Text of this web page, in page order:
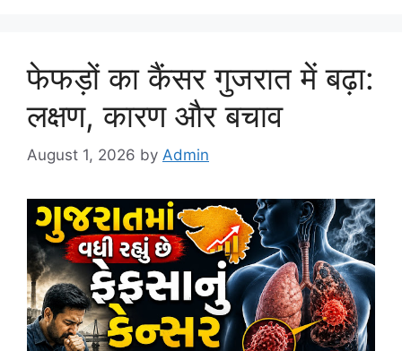
फेफड़ों का कैंसर गुजरात में बढ़ा:
लक्षण, कारण और बचाव
August 1, 2026 by Admin